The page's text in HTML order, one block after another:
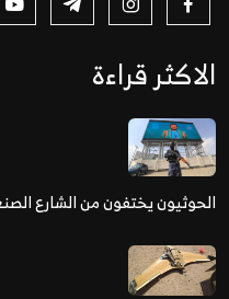
الاكثر قراءة
الحوثيون يختفون من الشارع